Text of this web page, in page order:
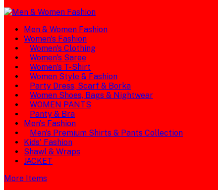
Men & Women Fashion
Women's Fashion
Women's Clothing
Women's Saree
Women's T-Shirt
Women Style & Fashion
Party Dress, Scarf & Borka
Women Shoes, Bags & Nightwear
WOMEN PANTS
Panty & Bra
Men's Fashion
Men's Premium Shirts & Pants Collection
Kids' Fashion
Shawl & Wraps
JACKET
More Items